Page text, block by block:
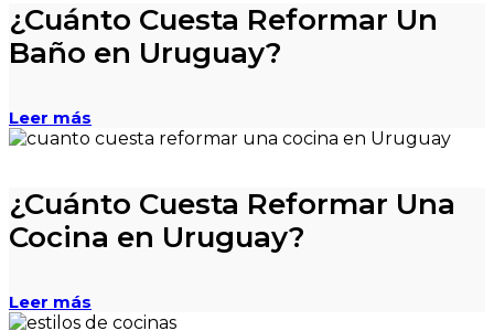
¿Cuánto Cuesta Reformar Un
Baño en Uruguay?
Leer más
¿Cuánto Cuesta Reformar Una
Cocina en Uruguay?
Leer más